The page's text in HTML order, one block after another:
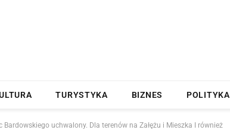
TURYSTYKA BIZNES POLITYKA
uchwalony. Dla terenów na Załężu i Mieszka I również